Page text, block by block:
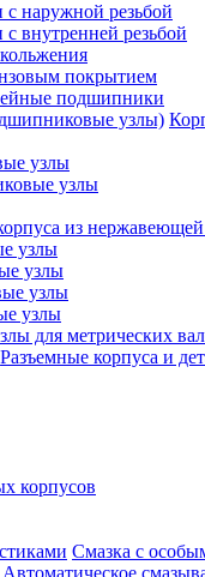
наружной резьбой
внутренней резьбой
покрытием
подшипники
узлы
узлы
из нержавеющей
узлы
узлы
узлы
узлы
для метрических
Разъемные корпуса и
корпусов
Смазка с
Автоматическое